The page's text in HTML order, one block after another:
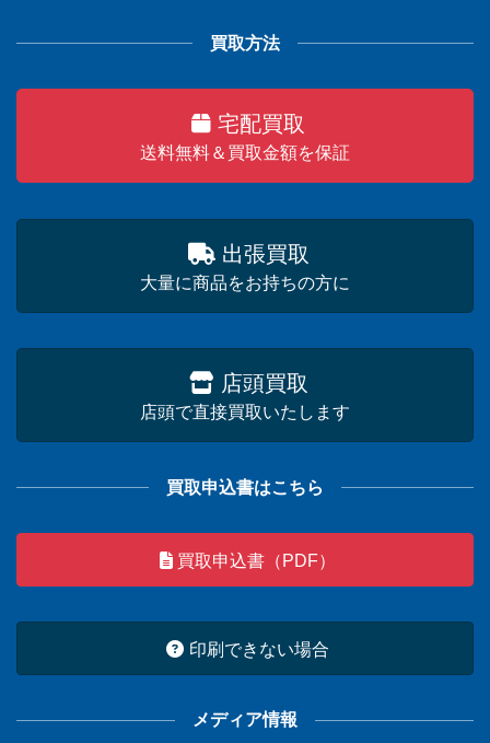
買取方法
宅配買取
送料無料＆買取金額を保証
出張買取
大量に商品をお持ちの方に
店頭買取
店頭で直接買取いたします
買取申込書はこちら
買取申込書（PDF）
印刷できない場合
メディア情報